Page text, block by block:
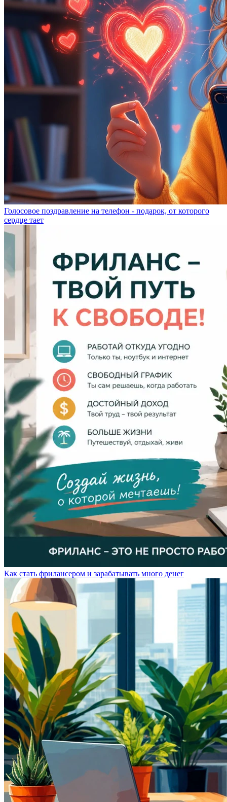
Голосовое поздравление на телефон - подарок, от которого
сердце тает
Как стать фрилансером и зарабатывать много денег